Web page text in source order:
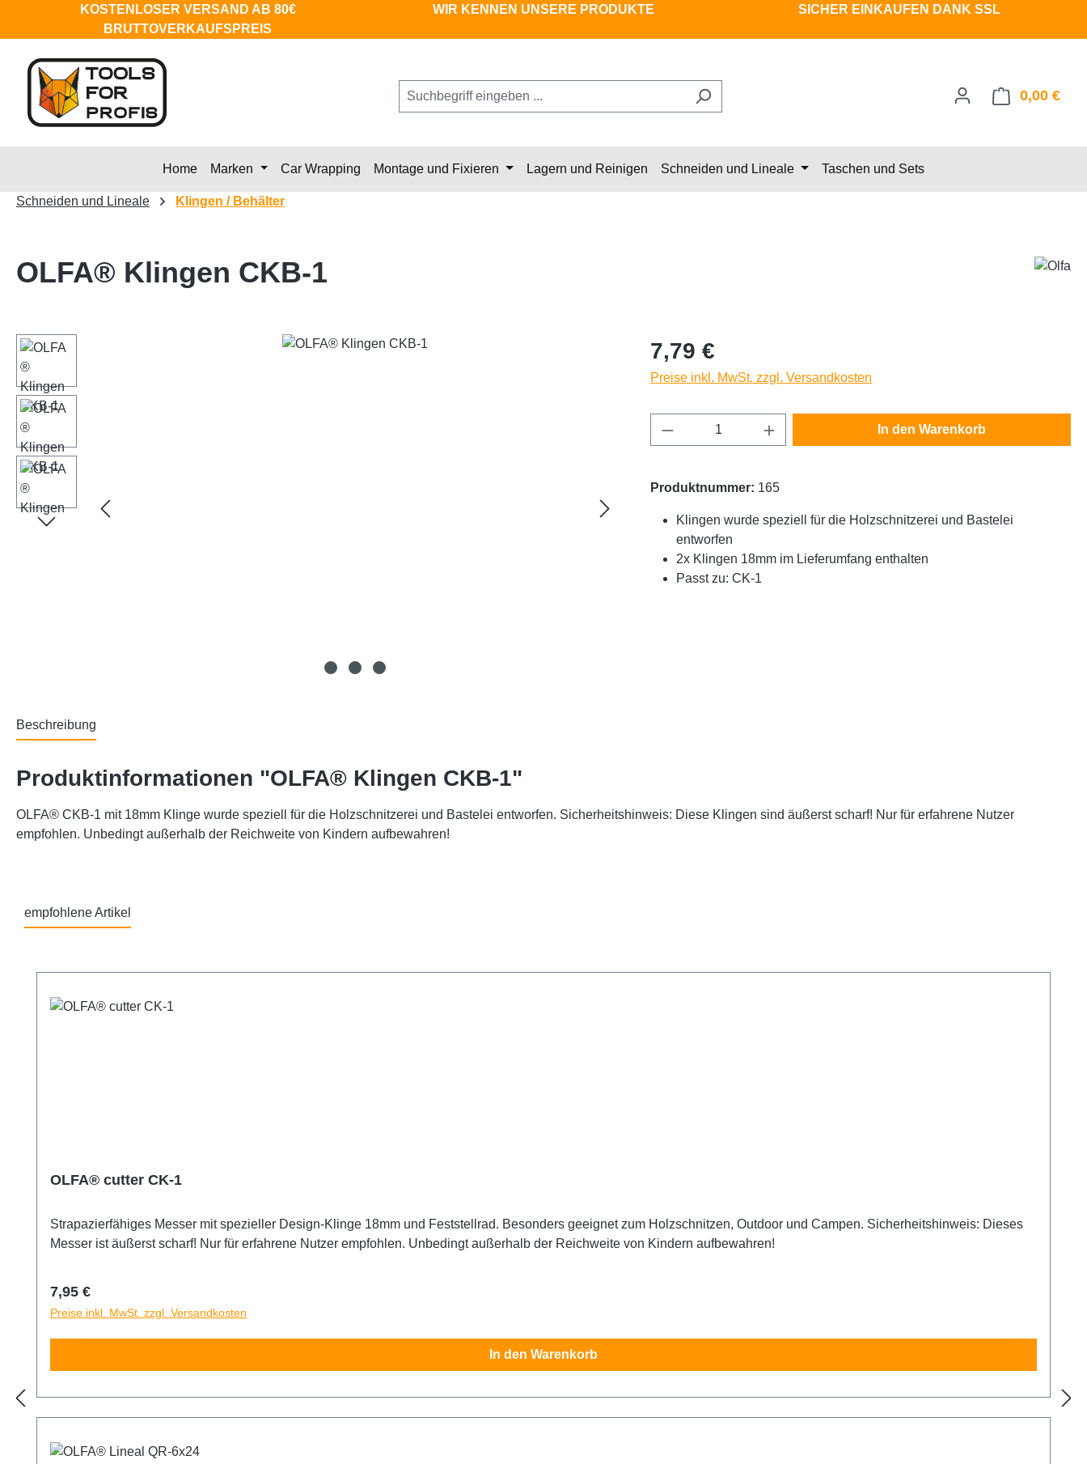
Hauptinhalt springen
Zur Suche springen
Zur Hauptnavigation springen
KOSTENLOSER VERSAND AB 80€
BRUTTOVERKAUFSPREIS
WIR KENNEN UNSERE PRODUKTE SICHER EINKAUFEN DANK SSL
0,00 €
Home Marken Car Wrapping Montage und Fixieren Lagern und Reinigen Schneiden und Lineale Taschen und Sets
Schneiden und Lineale Klingen / Behälter
OLFA® Klingen CKB-1
Bildergalerie überspringen Regulärer Preis:
7,79 €
Preise inkl. MwSt. zzgl. Versandkosten
Produkt Anzahl: Gib den gewünschten Wert ein
In den Warenkorb
Produktnummer: 165
Klingen wurde speziell für die Holzschnitzerei und Bastelei
entworfen
2x Klingen 18mm im Lieferumfang enthalten
Passt zu: CK-1
Beschreibung
Produktinformationen "OLFA® Klingen CKB-1"
OLFA® CKB-1 mit 18mm Klinge wurde speziell für die Holzschnitzerei und Bastelei entworfen. Sicherheitshinweis: Diese Klingen sind äußerst scharf! Nur für erfahrene Nutzer
empfohlen. Unbedingt außerhalb der Reichweite von Kindern aufbewahren!
empfohlene Artikel
OLFA® cutter CK-1
Strapazierfähiges Messer mit spezieller Design-Klinge 18mm und Feststellrad. Besonders geeignet zum Holzschnitzen, Outdoor und Campen. Sicherheitshinweis: Dieses
Messer ist äußerst scharf! Nur für erfahrene Nutzer empfohlen. Unbedingt außerhalb der Reichweite von Kindern aufbewahren!
Regulärer Preis:
7,95 €
Preise inkl. MwSt. zzgl. Versandkosten
In den Warenkorb